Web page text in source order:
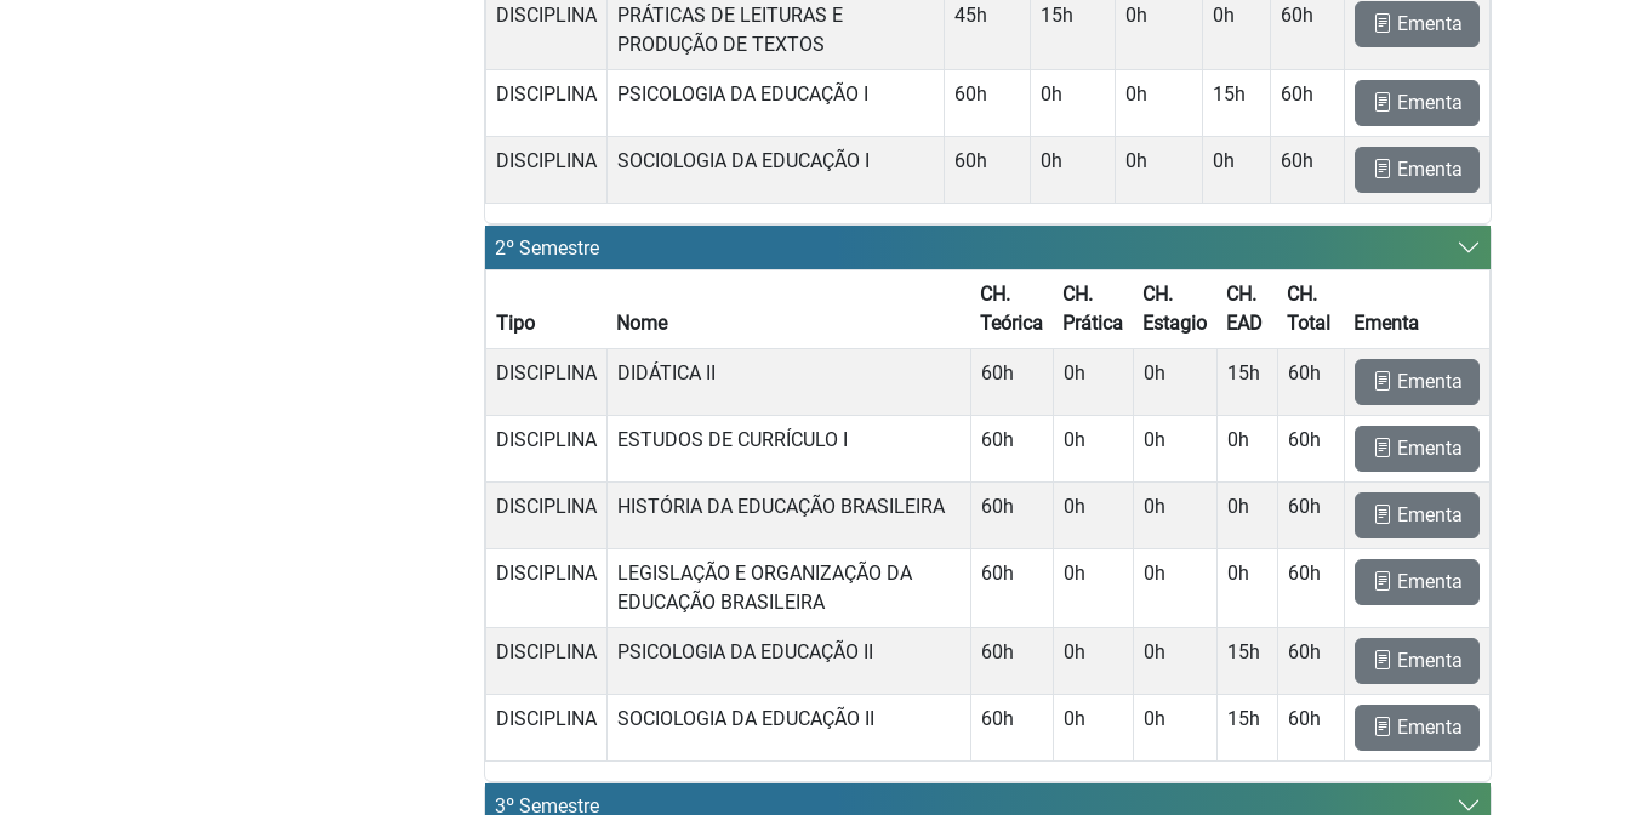
DISCIPLINA
PRÁTICAS DE LEITURAS E
PRODUÇÃO DE TEXTOS
45h 15h 0h 0h 60h Ementa
DISCIPLINA PSICOLOGIA DA EDUCAÇÃO I 60h 0h 0h 15h 60h Ementa
DISCIPLINA SOCIOLOGIA DA EDUCAÇÃO I 60h 0h 0h 0h 60h Ementa
2º Semestre
Tipo Nome
CH.
Teórica
CH.
Prática
CH.
Estagio
CH.
EAD
CH.
Total
Ementa
DISCIPLINA DIDÁTICA II 60h 0h 0h 15h 60h Ementa
DISCIPLINA ESTUDOS DE CURRÍCULO I 60h 0h 0h 0h 60h Ementa
DISCIPLINA HISTÓRIA DA EDUCAÇÃO BRASILEIRA 60h 0h 0h 0h 60h Ementa
DISCIPLINA
LEGISLAÇÃO E ORGANIZAÇÃO DA
EDUCAÇÃO BRASILEIRA
60h 0h 0h 0h 60h Ementa
DISCIPLINA PSICOLOGIA DA EDUCAÇÃO II 60h 0h 0h 15h 60h Ementa
DISCIPLINA SOCIOLOGIA DA EDUCAÇÃO II 60h 0h 0h 15h 60h Ementa
3º Semestre